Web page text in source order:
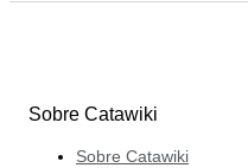
Sobre Catawiki
Sobre Catawiki